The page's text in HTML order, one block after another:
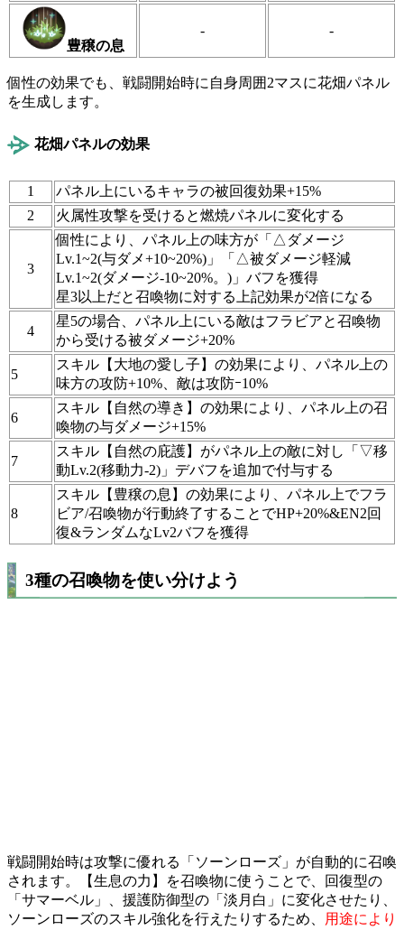
豊穣の息
- -
個性の効果でも、戦闘開始時に自身周囲2マスに花畑パネル
を生成します。
花畑パネルの効果
1
パネル上にいるキャラの被回復効果+15%
2
火属性攻撃を受けると燃焼パネルに変化する
3
個性により、パネル上の味方が「△ダメージ
Lv.1~2(与ダメ+10~20%)」「△被ダメージ軽減
Lv.1~2(ダメージ-10~20%。)」バフを獲得
星3以上だと召喚物に対する上記効果が2倍になる
4
星5の場合、パネル上にいる敵はフラビアと召喚物
から受ける被ダメージ+20%
5
スキル【大地の愛し子】の効果により、パネル上の
味方の攻防+10%、敵は攻防ｰ10%
6
スキル【自然の導き】の効果により、パネル上の召
喚物の与ダメージ+15%
7
スキル【自然の庇護】がパネル上の敵に対し「▽移
動Lv.2(移動力-2)」デバフを追加で付与する
8
スキル【豊穣の息】の効果により、パネル上でフラ
ビア/召喚物が行動終了することでHP+20%&EN2回
復&ランダムなLv2バフを獲得
3種の召喚物を使い分けよう
戦闘開始時は攻撃に優れる「ソーンローズ」が自動的に召喚
されます。【生息の力】を召喚物に使うことで、回復型の
「サマーベル」、援護防御型の「淡月白」に変化させたり、
ソーンローズのスキル強化を行えたりするため、
用途により